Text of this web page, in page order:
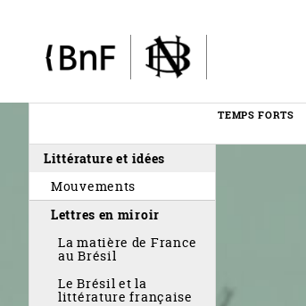
Menu
éditorial
TEMPS FORTS
Littérature et idées
Mouvements
Lettres en miroir
La matière de France
au Brésil
Le Brésil et la
littérature française